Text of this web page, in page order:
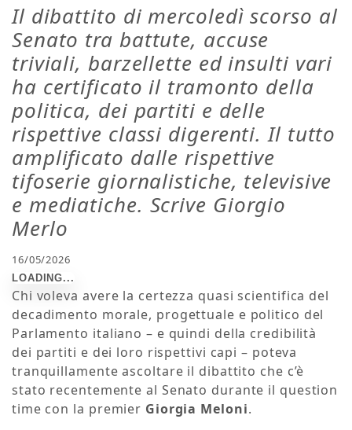
Il dibattito di mercoledì scorso al
Senato tra battute, accuse
triviali, barzellette ed insulti vari
ha certificato il tramonto della
politica, dei partiti e delle
rispettive classi digerenti. Il tutto
amplificato dalle rispettive
tifoserie giornalistiche, televisive
e mediatiche. Scrive Giorgio
Merlo
16/05/2026
Chi voleva avere la certezza quasi scientifica del
decadimento morale, progettuale e politico del
Parlamento italiano – e quindi della credibilità
dei partiti e dei loro rispettivi capi – poteva
tranquillamente ascoltare il dibattito che c’è
stato recentemente al Senato durante il question
time con la premier Giorgia Meloni.